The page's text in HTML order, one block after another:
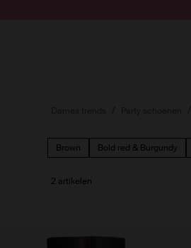
Brown Bold red & Burgundy
2 artikelen